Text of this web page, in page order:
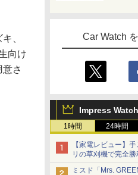
Car Watch
Impress
1時間 24時間
【家電レビュー】
リの草刈機で完全
ミスド「Mrs.
、
向け
さ